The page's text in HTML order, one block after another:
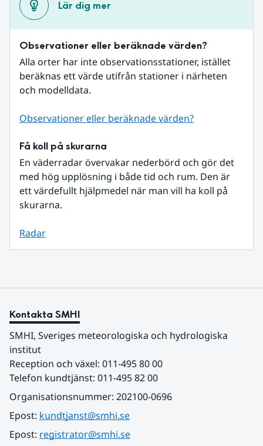
Lär dig mer
Observationer eller beräknade värden?
Alla orter har inte observationsstationer, istället
beräknas ett värde utifrån stationer i närheten
och modelldata.
Observationer eller beräknade värden?
Få koll på skurarna
En väderradar övervakar nederbörd och gör det
med hög upplösning i både tid och rum. Den är
ett värdefullt hjälpmedel när man vill ha koll på
skurarna.
Radar
Kontakta SMHI
SMHI, Sveriges meteorologiska och hydrologiska
institut
Reception och växel: 011-495 80 00
Telefon kundtjänst: 011-495 82 00
Organisationsnummer: 202100-0696
Epost: kundtjanst@smhi.se
Epost: registrator@smhi.se